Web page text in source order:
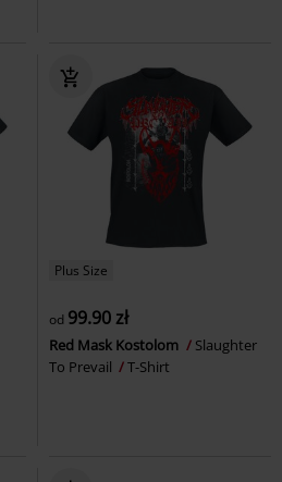
Plus Size
od 99.90 zł
Red Mask Kostolom
Slaughter
To Prevail
T-Shirt